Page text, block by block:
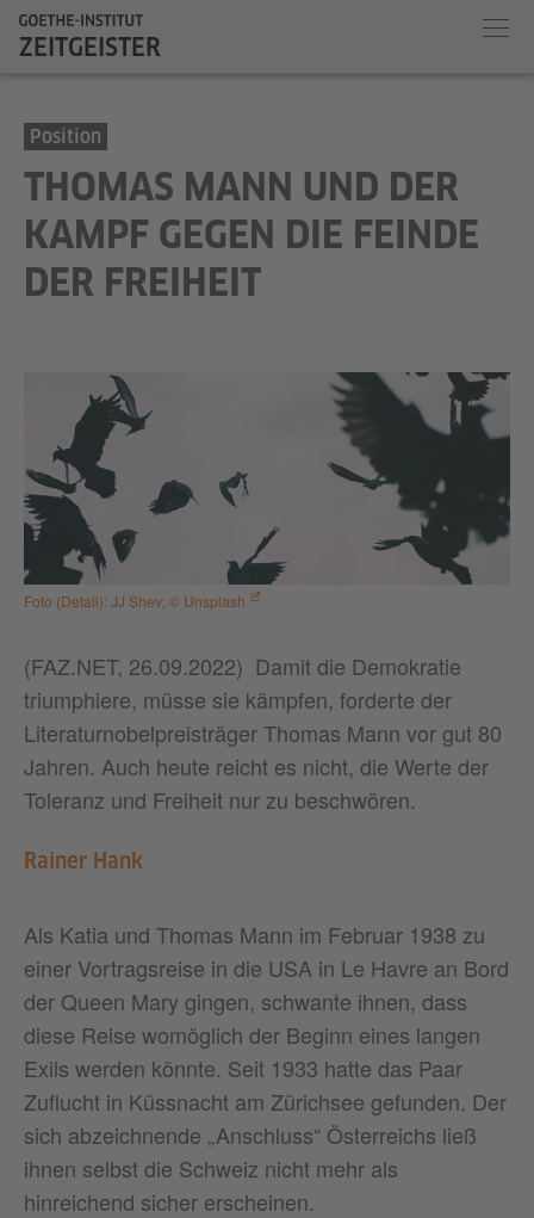
ZEITGEISTER
Position
THOMAS MANN UND DER
KAMPF GEGEN DIE FEINDE
DER FREIHEIT
Foto (Detail): JJ Shev; © Unsplash
(FAZ.NET, 26.09.2022) Damit die Demokratie
triumphiere, müsse sie kämpfen, forderte der
Literaturnobelpreisträger Thomas Mann vor gut 80
Jahren. Auch heute reicht es nicht, die Werte der
Toleranz und Freiheit nur zu beschwören.
Rainer Hank
Als Katia und Thomas Mann im Februar 1938 zu
einer Vortragsreise in die USA in Le Havre an Bord
der Queen Mary gingen, schwante ihnen, dass
diese Reise womöglich der Beginn eines langen
Exils werden könnte. Seit 1933 hatte das Paar
Zuflucht in Küssnacht am Zürichsee gefunden. Der
sich abzeichnende „Anschluss“ Österreichs ließ
ihnen selbst die Schweiz nicht mehr als
hinreichend sicher erscheinen.